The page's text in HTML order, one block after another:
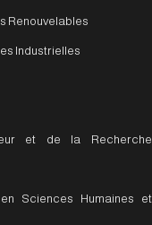
Renouvelables
Industrielles
et de la Recherche
Sciences Humaines et